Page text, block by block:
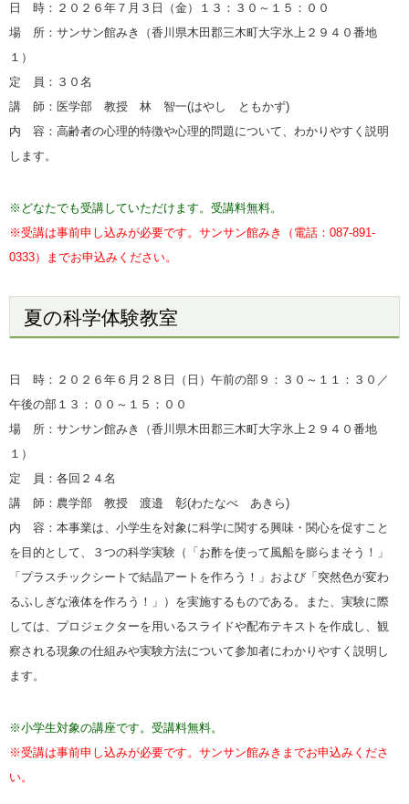
日 時：２０２６年７月３日（金）
１３：３０～１５：００
場 所：サンサン館みき（香川県木田郡三木町大字氷上２９４０番地
１）
定 員：３０名
講 師：医学部 教授 林 智一(はやし ともかず)
内 容：高齢者の心理的特徴や心理的問題について、わかりやすく説明
します。
※どなたでも受講していただけます。受講料無料。
※受講は事前申し込みが必要です。サンサン館みき（電話：087-891-
0333）までお申込みください。
夏の科学体験教室
日 時：２０２６年６月２８日（日） 午前の部９：３０～１１：３ ０／
午後の部１３：００～１５：００
場 所：サンサン館みき（香川県木田郡三木町大字氷上２９４０番地
１）
定 員：各回２４名
講 師： 農学部 教授 渡邉 彰(わたなべ あきら)
内 容：本事業は、小学生を対象に科学に関する興味・関心を促すこと
を目的として、３つの科学実験（「お酢を使って風船を膨らまそう！」
「プラスチックシートで結晶アートを作ろう！」および「突然色が変わ
るふしぎな液体を作ろう！」）を実施するものである。また、実験に際
しては、プロジェクターを用いるスライドや配布テキストを作成し、観
察される現象の仕組みや実験方法について参加者にわかりやすく説明し
ます。
※小学生対象の講座です。受講料無料。
※受講は事前申し込みが必要です。サンサン館みきまでお申込みくださ
い。